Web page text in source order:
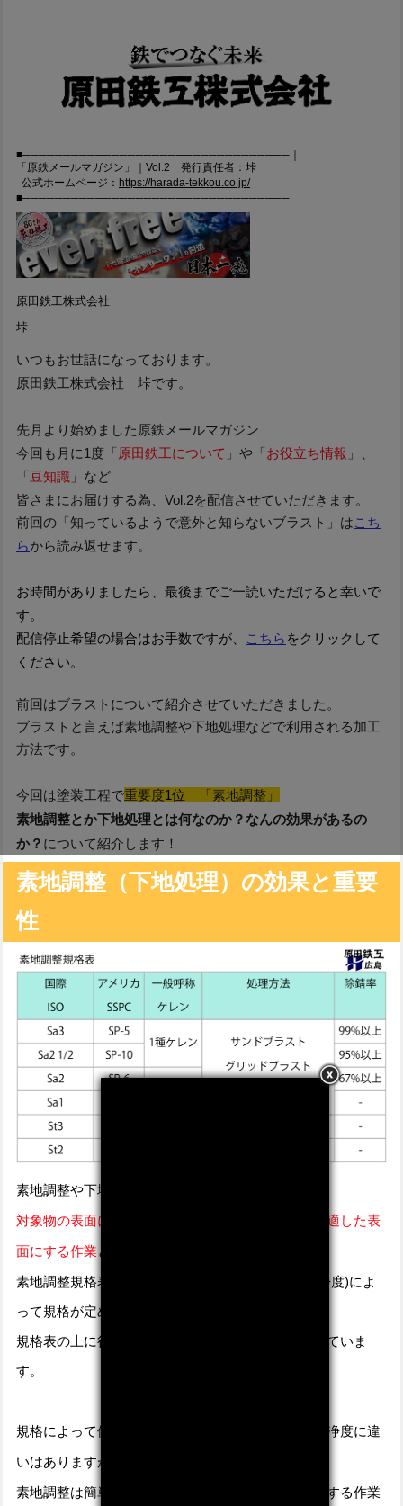
■─────────────────────────────────｜
「原鉄メールマガジン」｜Vol.2 発行責任者：垰
公式ホームページ： https://harada-tekkou.co.jp/
■─────────────────────────────────
原田鉄工株式会社
垰
いつもお世話になっております。
原田鉄工株式会社 垰です。
先月より始めました原鉄メールマガジン
今回も月に1度「 原田鉄工について 」や「 お役立ち情報 」、
「 豆知識 」など
皆さまにお届けする為、Vol.2を配信させていただきます。
前回の「知っているようで意外と知らないブラスト」はこち
らから読み返せます。
お時間がありましたら、最後までご一読いただけると幸いで
す。
配信停止希望の場合はお手数ですが、
こちら をクリックして
ください。
前回はブラストについて紹介させていただきました。
ブラストと言えば素地調整や下地処理などで利用される加工
方法です。
今回は塗装工程で重要度1位 「素地調整」
素地調整とか下地処理とは何なのか？なんの効果があるの
か？ について紹介します！
素地調整（下地処理）の効果と重要
性
素地調整や下地処理は塗装前に行う工程であり、
対象物の表面に付着した異物を除去する事で塗装に適した表
面にする作業となります。
素地調整規格表のように処理方法や その除錆率(清浄度)によ
って規格が定められ、
規格表の上に行くほどより塗装に適した表面になっていま
す。
規格によって使用する道具だったり、求められる清浄度に違
いはありますが
素地調整は簡単に言うと表面の汚れを除去し、研磨する作業